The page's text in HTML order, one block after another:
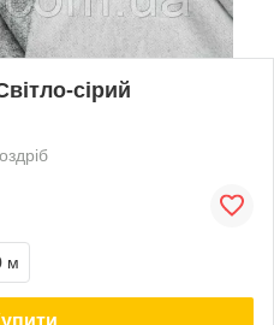
сірий
м